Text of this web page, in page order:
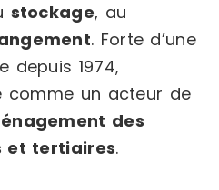
stockage, au
. Forte d’une
depuis 1974,
comme un acteur de
des
et tertiaires.